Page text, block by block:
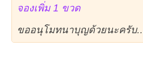
จองเพิ่ม 1 ขวด
ขออนุโมทนาบุญด้วยนะครับ